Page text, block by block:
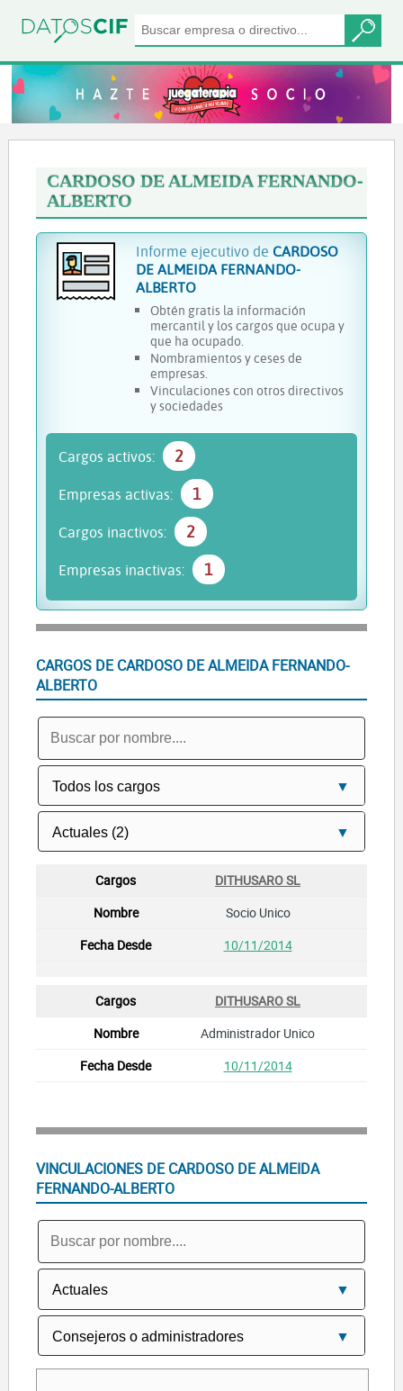
CARDOSO DE ALMEIDA FERNANDO-
ALBERTO
Informe ejecutivo de CARDOSO
DE ALMEIDA FERNANDO-
ALBERTO
Obtén gratis la información
mercantil y los cargos que ocupa y
que ha ocupado.
Nombramientos y ceses de
empresas.
Vinculaciones con otros directivos
y sociedades
Cargos activos: 2
Empresas activas: 1
Cargos inactivos: 2
Empresas inactivas: 1
CARGOS DE CARDOSO DE ALMEIDA FERNANDO-
ALBERTO
DITHUSARO SL
Socio Unico
10/11/2014
DITHUSARO SL
Administrador Unico
10/11/2014
VINCULACIONES DE CARDOSO DE ALMEIDA
FERNANDO-ALBERTO